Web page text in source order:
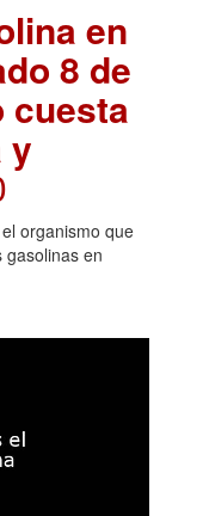
en
8 de
cuesta
y
organismo que
en